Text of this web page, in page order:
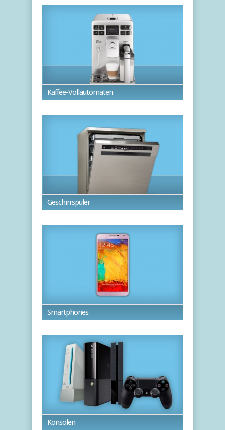
Kaffee-Vollautomaten
Geschirrspüler
Smartphones
Konsolen